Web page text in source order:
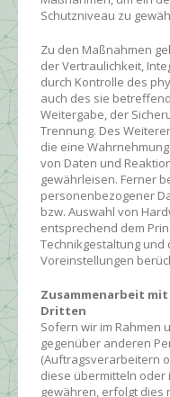
Schutzniveau zu
Zu den Maßnahmen
der Vertraulichkeit,
durch Kontrolle des
auch des sie
Weitergabe, der
Trennung. Des
die eine
von Daten und
gewährleisen. Ferner
personenbezogener
bzw. Auswahl von
entsprechend dem
Technikgestaltung
Voreinstellungen
Zusammenarbeit
Dritten
Sofern wir im Rahmen
gegenüber anderen
(Auftragsverarbeitern
diese übermitteln
gewähren, erfolgt